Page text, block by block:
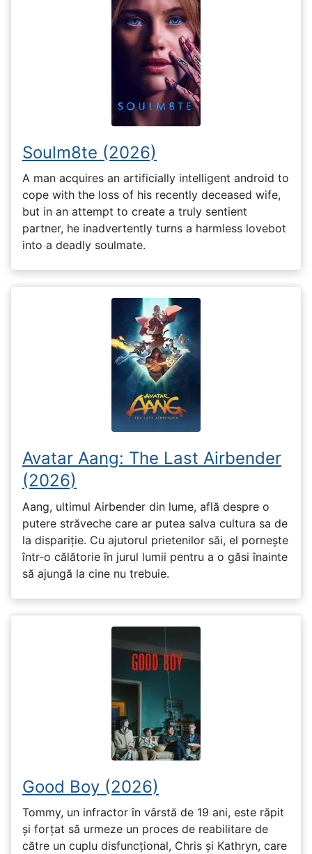
Soulm8te (2026)
A man acquires an artificially intelligent android to
cope with the loss of his recently deceased wife,
but in an attempt to create a truly sentient
partner, he inadvertently turns a harmless lovebot
into a deadly soulmate.
Avatar Aang: The Last Airbender
(2026)
Aang, ultimul Airbender din lume, află despre o
putere străveche care ar putea salva cultura sa de
la dispariție. Cu ajutorul prietenilor săi, el pornește
într-o călătorie în jurul lumii pentru a o găsi înainte
să ajungă la cine nu trebuie.
Good Boy (2026)
Tommy, un infractor în vârstă de 19 ani, este răpit
și forțat să urmeze un proces de reabilitare de
către un cuplu disfuncțional, Chris și Kathryn, care